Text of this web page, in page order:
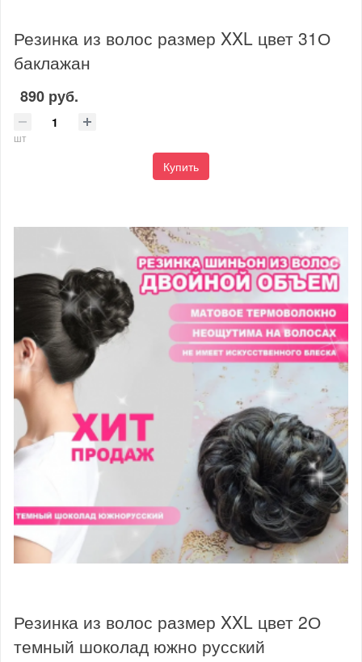
Резинка из волос размер XXL цвет 31О
баклажан
890 руб.
шт
Купить
Резинка из волос размер XXL цвет 2О
темный шоколад южно русский